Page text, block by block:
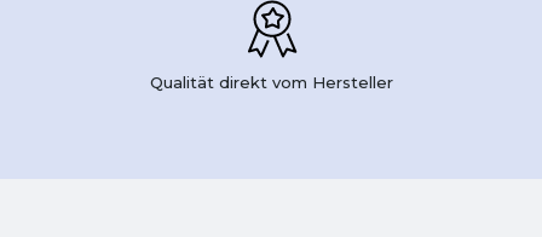
Qualität direkt vom Hersteller